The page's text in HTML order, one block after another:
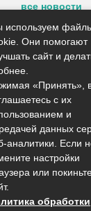
все новости
данным
на
своих
согласно
сайта О сайте
на сайте
целях. Перед
используем
Они помогают
сайт и
«Принять»,
с их
и
данных
аналитики. Если
настройки
или
обработки